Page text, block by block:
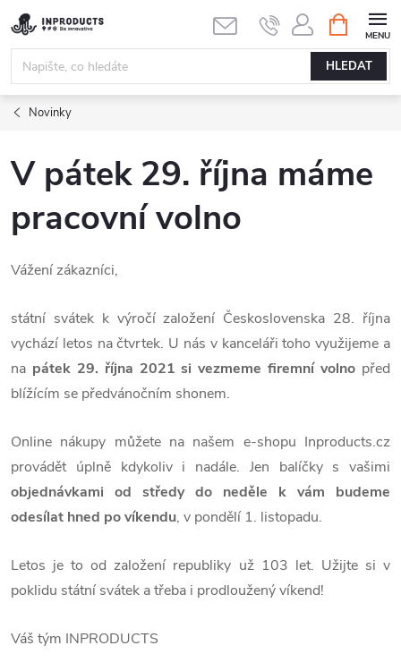
Přejít
na
obsah
HLEDAT
NÁKUPNÍ
KOŠÍK
Novinky
V pátek 29. října máme
pracovní volno
Vážení zákazníci,
státní svátek k výročí založení Československa 28. října
vychází letos na čtvrtek. U nás v kanceláři toho využijeme a
na pátek 29. října 2021 si vezmeme firemní volno před
blížícím se předvánočním shonem.
Online nákupy můžete na našem e-shopu Inproducts.cz
provádět úplně kdykoliv i nadále. Jen balíčky s vašimi
objednávkami od středy do neděle k vám budeme
odesílat hned po víkendu, v pondělí 1. listopadu.
Letos je to od založení republiky už 103 let. Užijte si v
poklidu státní svátek a třeba i prodloužený víkend!
Váš tým INPRODUCTS